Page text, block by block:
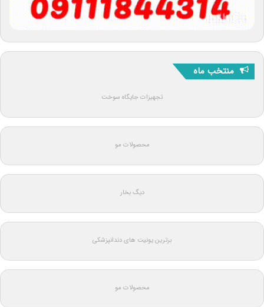
منتخب ماه
تجهیزات جایگاه سوخت
محصولات مو
دیگ بخار
برترین یونیت های دندانپزشکی
محصولات مو